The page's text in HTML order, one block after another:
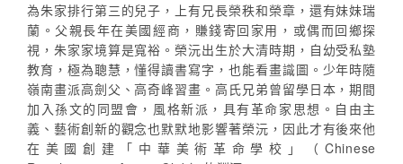
為朱家排行第三的兒子，上有兄長榮秩和榮章，還有妹妹瑞
蘭。父親長年在美國經商，賺錢寄回家用，或偶而回鄉探
視，朱家家境算是寬裕。榮沅出生於大清時期，自幼受私塾
教育，極為聰慧，懂得讀書寫字，也能看畫識圖。少年時隨
嶺南畫派高劍父、高奇峰習畫。高氏兄弟曾留學日本，期間
加入孫文的同盟會，風格新派，具有革命家思想。自由主
義、藝術創新的觀念也默默地影響著榮沅，因此才有後來他
在美國創建「中華美術革命學校」（Chinese